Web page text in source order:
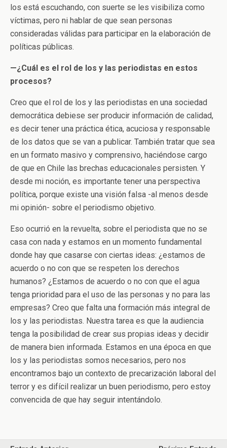
los está escuchando, con suerte se les visibiliza como
víctimas, pero ni hablar de que sean personas
consideradas válidas para participar en la elaboración de
políticas públicas.
—¿Cuál es el rol de los y las periodistas en estos
procesos?
Creo que el rol de los y las periodistas en una sociedad
democrática debiese ser producir información de calidad,
es decir tener una práctica ética, acuciosa y responsable
de los datos que se van a publicar. También tratar que sea
en un formato masivo y comprensivo, haciéndose cargo
de que en Chile las brechas educacionales persisten. Y
desde mi noción, es importante tener una perspectiva
política, porque existe una visión falsa -al menos desde
mi opinión- sobre el periodismo objetivo.
Eso ocurrió en la revuelta, sobre el periodista que no se
casa con nada y estamos en un momento fundamental
donde hay que casarse con ciertas ideas: ¿estamos de
acuerdo o no con que se respeten los derechos
humanos? ¿Estamos de acuerdo o no con que el agua
tenga prioridad para el uso de las personas y no para las
empresas? Creo que falta una formación más integral de
los y las periodistas. Nuestra tarea es que la audiencia
tenga la posibilidad de crear sus propias ideas y decidir
de manera bien informada. Estamos en una época en que
los y las periodistas somos necesarios, pero nos
encontramos bajo un contexto de precarización laboral del
terror y es difícil realizar un buen periodismo, pero estoy
convencida de que hay seguir intentándolo.